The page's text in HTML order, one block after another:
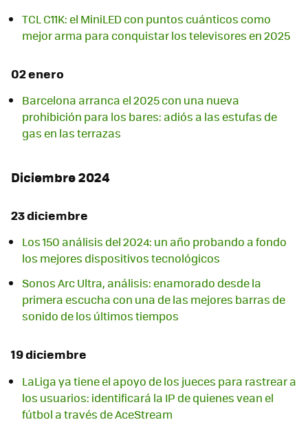
TCL C11K: el MiniLED con puntos cuánticos como
mejor arma para conquistar los televisores en 2025
02 enero
Barcelona arranca el 2025 con una nueva
prohibición para los bares: adiós a las estufas de
gas en las terrazas
Diciembre 2024
23 diciembre
Los 150 análisis del 2024: un año probando a fondo
los mejores dispositivos tecnológicos
Sonos Arc Ultra, análisis: enamorado desde la
primera escucha con una de las mejores barras de
sonido de los últimos tiempos
19 diciembre
LaLiga ya tiene el apoyo de los jueces para rastrear a
los usuarios: identificará la IP de quienes vean el
fútbol a través de AceStream